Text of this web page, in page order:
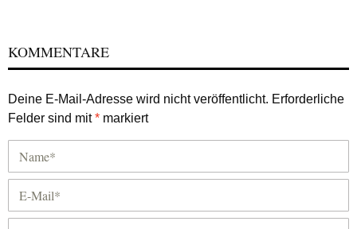
KOMMENTARE
Deine E-Mail-Adresse wird nicht veröffentlicht. Erforderliche
Felder sind mit* markiert